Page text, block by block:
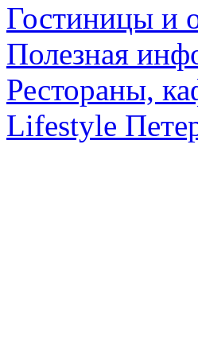
Гостиницы и
Полезная
Рестораны,
Lifestyle